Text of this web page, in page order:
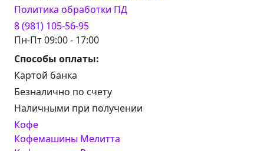
Политика обработки ПД
8 (981) 105-56-95
Пн-Пт 09:00 - 17:00
Способы оплаты:
Картой банка
Безналично по счету
Наличными при получении
Кофе
Кофемашины Мелитта